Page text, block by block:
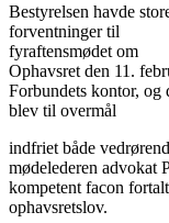
Bestyrelsen havde
forventninger til
fyraftensmødet om
Ophavsret den 11.
Forbundets kontor, og
blev til overmål
indfriet både
mødelederen advokat
kompetent facon
ophavsretslov.